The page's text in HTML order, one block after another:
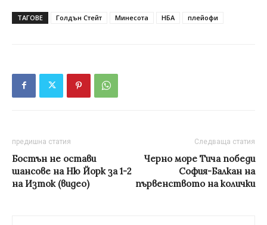
ТАГОВЕ Голдън Стейт Минесота НБА плейофи
предишна статия
Бостън не остави
шансове на Ню Йорк за 1-2
на Изток (видео)
Следваща статия
Черно море Тича победи
София-Балкан на
първенството на колички